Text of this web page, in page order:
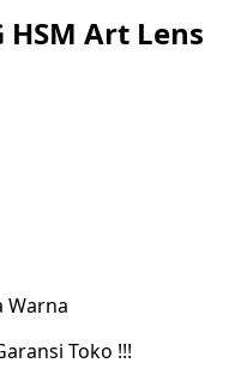
HSM Art Lens
Warna
Toko !!!